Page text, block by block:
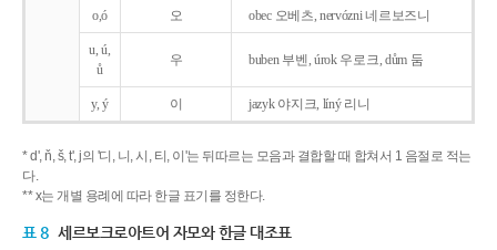
o,ó 오 obec 오베츠, nervózni 네르보즈니
u, ú,
ů
우 buben 부벤, úrok 우로크, dům 둠
y, ý 이 jazyk야지크, líný 리니
* d', ň, š, t', j의 '디, 니, 시, 티, 이'는 뒤따르는 모음과 결합할 때 합쳐서 1 음절로 적는
다.
** x는 개별 용례에 따라 한글 표기를 정한다.
표 8 세르보크로아트어 자모와 한글 대조표